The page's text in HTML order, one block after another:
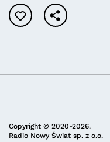
Copyright © 2020-2026.
Radio Nowy Świat sp. z o.o.